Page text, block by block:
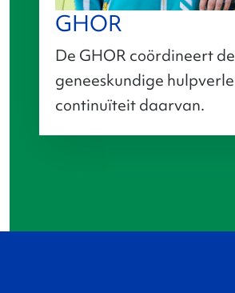
GHOR
De GHOR coördineert de
geneeskundige
continuïteit daarvan.